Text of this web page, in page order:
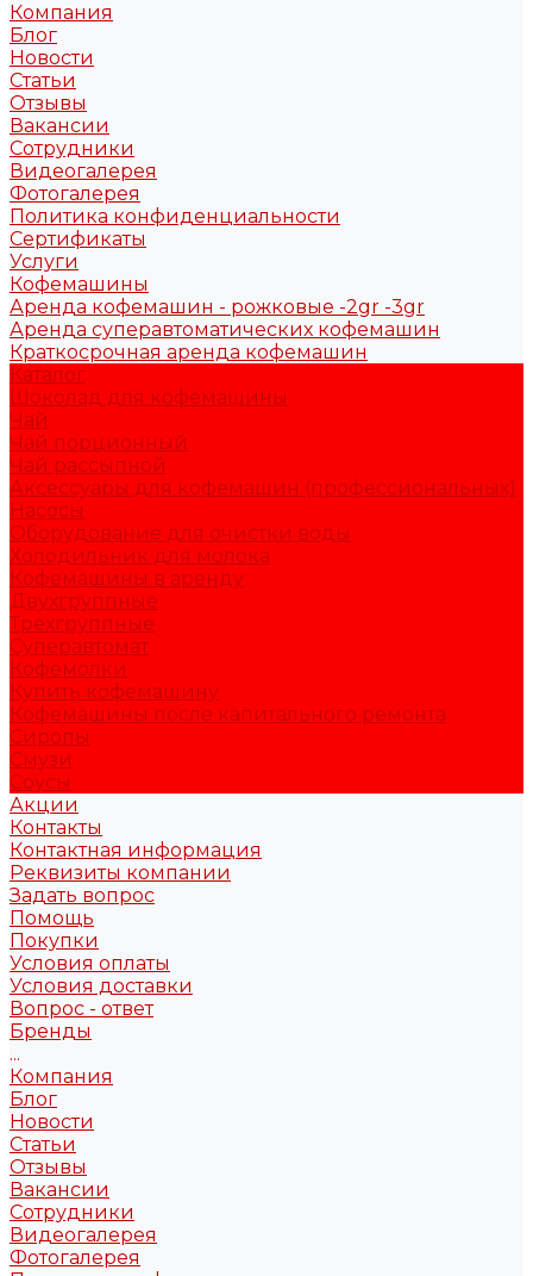
Компания
Блог
Новости
Статьи
Отзывы
Вакансии
Сотрудники
Видеогалерея
Фотогалерея
Политика конфиденциальности
Сертификаты
Услуги
Кофемашины
Аренда кофемашин - рожковые -2gr -3gr
Аренда суперавтоматических кофемашин
Краткосрочная аренда кофемашин
Каталог
Шоколад для кофемашины
Чай
Чай порционный
Чай рассыпной
Аксессуары для кофемашин (профессиональных)
Насосы
Оборудование для очистки воды
Холодильник для молока
Кофемашины в аренду
Двухгруппные
Трехгруппные
Суперавтомат
Кофемолки
Купить кофемашину
Кофемашины после капитального ремонта
Сиропы
Смузи
Соусы
Акции
Контакты
Контактная информация
Реквизиты компании
Задать вопрос
Помощь
Покупки
Условия оплаты
Условия доставки
Вопрос - ответ
Бренды
...
Компания
Блог
Новости
Статьи
Отзывы
Вакансии
Сотрудники
Видеогалерея
Фотогалерея